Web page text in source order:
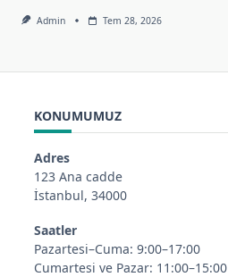
Admin Tem 28, 2026
KONUMUMUZ
Adres
123 Ana cadde
İstanbul, 34000
Saatler
Pazartesi–Cuma: 9:00–17:00
Cumartesi ve Pazar: 11:00–15:00